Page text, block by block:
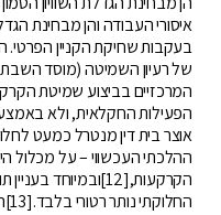
איסורי העבודה והן מבחינת
בעקבות שחיקת הקניין הפרטי.
של רעיון השמיטה (מוסד
המרכזיים בביצוע שמיטת
הפעילות החקלאית, ולא
אוצר בית דין מנטרל כמעט
ההלכתי העכשווי – על מכלול
הקרקעות,[12]ובמיוחד
החלוקתי נותר רטורי בלבד.[13]הוא אינו מקדם את הצדק החלוקתי.